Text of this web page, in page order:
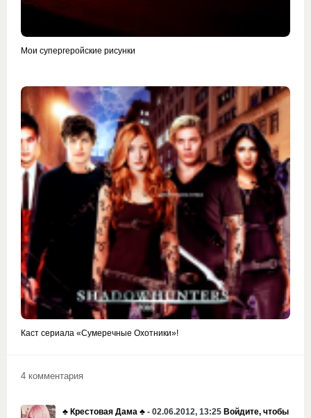
Мои супергеройские рисунки
Каст сериала «Сумеречные Охотники»!
4 комментария
♣️ Крестовая Дама ♣️ - 02.06.2012, 13:25 Войдите, чтобы